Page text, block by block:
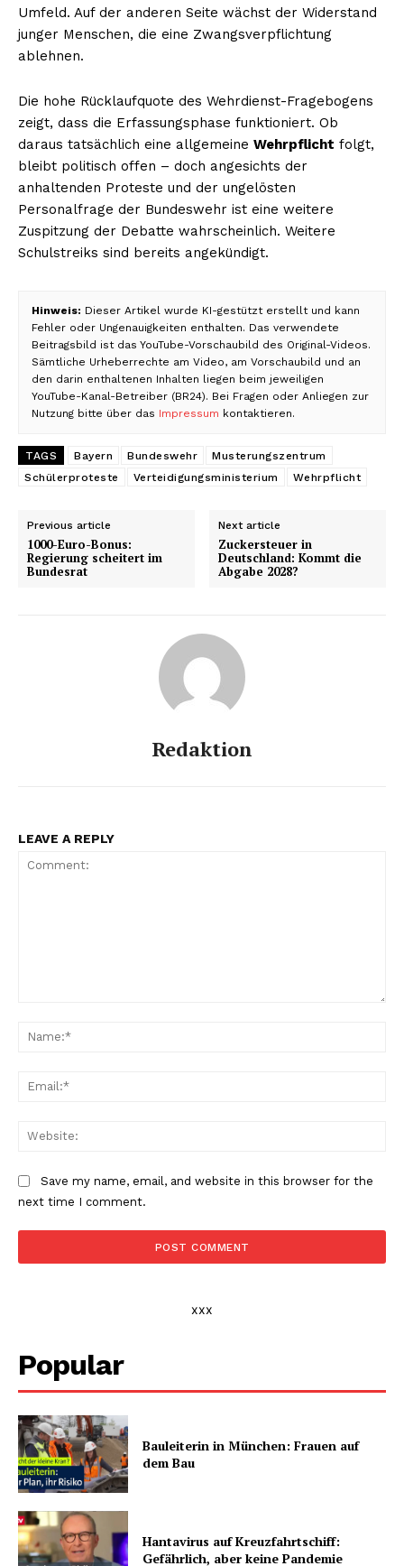
Umfeld. Auf der anderen Seite wächst der Widerstand
junger Menschen, die eine Zwangsverpflichtung
ablehnen.
Die hohe Rücklaufquote des Wehrdienst-Fragebogens
zeigt, dass die Erfassungsphase funktioniert. Ob
daraus tatsächlich eine allgemeine Wehrpflicht folgt,
bleibt politisch offen – doch angesichts der
anhaltenden Proteste und der ungelösten
Personalfrage der Bundeswehr ist eine weitere
Zuspitzung der Debatte wahrscheinlich. Weitere
Schulstreiks sind bereits angekündigt.
Hinweis: Dieser Artikel wurde KI-gestützt erstellt und kann
Fehler oder Ungenauigkeiten enthalten. Das verwendete
Beitragsbild ist das YouTube-Vorschaubild des Original-Videos.
Sämtliche Urheberrechte am Video, am Vorschaubild und an
den darin enthaltenen Inhalten liegen beim jeweiligen
YouTube-Kanal-Betreiber (BR24). Bei Fragen oder Anliegen zur
Nutzung bitte über das Impressum kontaktieren.
TAGS Bayern Bundeswehr
Musterungszentrum
Schülerproteste
Verteidigungsministerium Wehrpflicht
Previous article
1000-Euro-Bonus:
Regierung scheitert im
Bundesrat
Next article
Zuckersteuer in
Deutschland: Kommt die
Abgabe 2028?
Redaktion
LEAVE A REPLY
Save my name, email, and website in this browser for the
next time I comment.
xxx
Popular
Bauleiterin in München: Frauen auf
dem Bau
Hantavirus auf Kreuzfahrtschiff:
Gefährlich, aber keine Pandemie